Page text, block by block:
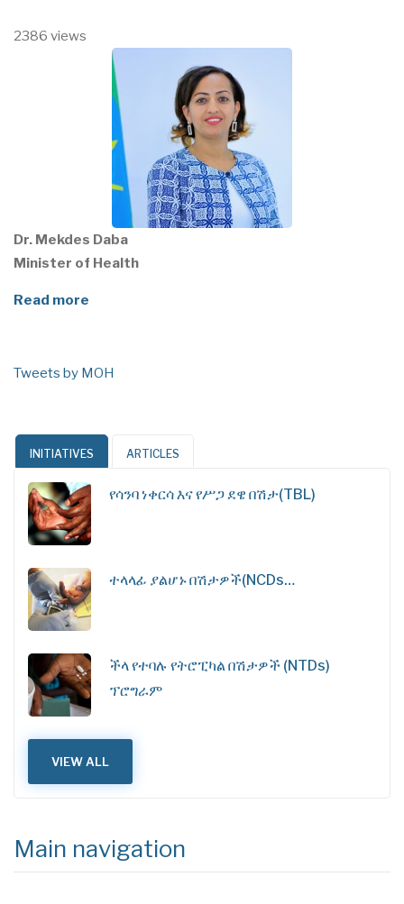
2386 views
Dr. Mekdes Daba
Minister of Health
Read more
Tweets by MOH
INITIATIVES ARTICLES
የሳንባ ነቀርሳ እና የሥጋ ደዌ በሽታ(TBL)
ተላላፊ ያልሆኑ በሽታዎች(NCDs…
ችላ የተባሉ የትሮፒካል በሽታዎች (NTDs)
ፕሮግራም
VIEW ALL
Main navigation